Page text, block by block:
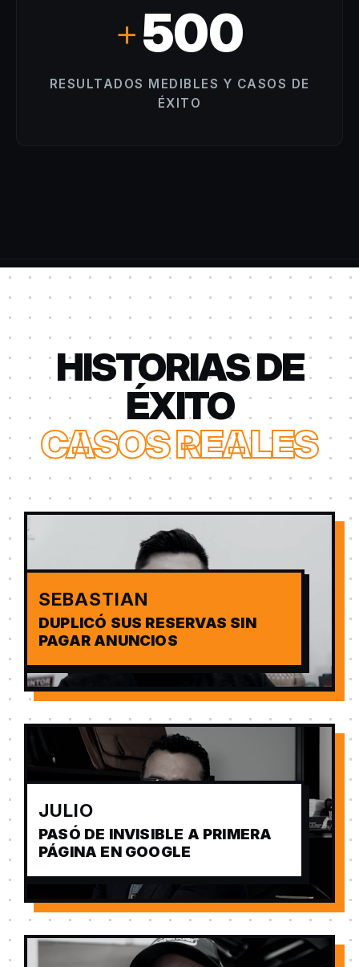
+500
RESULTADOS MEDIBLES Y CASOS DE
ÉXITO
HISTORIAS DE
ÉXITO
CASOS REALES
SEBASTIAN
DUPLICÓ SUS RESERVAS SIN
PAGAR ANUNCIOS
JULIO
PASÓ DE INVISIBLE A PRIMERA
PÁGINA EN GOOGLE